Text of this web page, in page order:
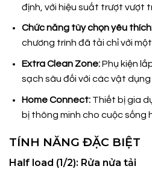
định, với hiệu suất trượt vượt
Chức năng tùy chọn yêu
chương trình đã tải chỉ với
Extra Clean Zone:Phụ kiện
sạch sâu đối với các vật dụng
Home Connect:Thiết bị gia
bị thông minh cho cuộc sống
TÍNH NĂNG ĐẶC BIỆT
Half load (1/2): Rửa nửa tải